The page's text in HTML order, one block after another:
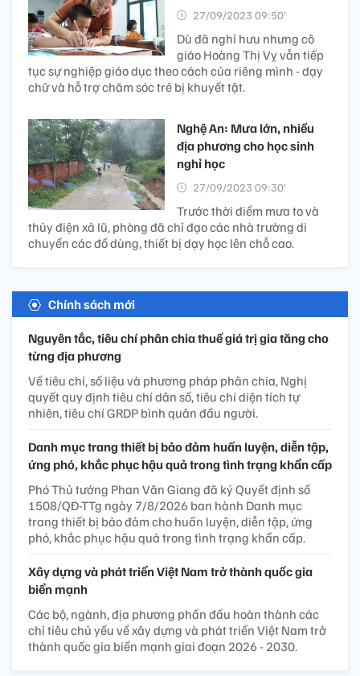
27/09/2023 09:50’
Dù đã nghỉ hưu nhưng cô
giáo Hoàng Thị Vỵ vẫn tiếp
tục sự nghiệp giáo dục theo cách của riêng mình - dạy
chữ và hỗ trợ chăm sóc trẻ bị khuyết tật.
Nghệ An: Mưa lớn, nhiều
địa phương cho học sinh
nghỉ học
27/09/2023 09:30’
Trước thời điểm mưa to và
thủy điện xả lũ, phòng đã chỉ đạo các nhà trường di
chuyển các đồ dùng, thiết bị dạy học lên chỗ cao.
Chính sách mới
Nguyên tắc, tiêu chí phân chia thuế giá trị gia tăng cho
từng địa phương
Về tiêu chí, số liệu và phương pháp phân chia, Nghị
quyết quy định tiêu chí dân số, tiêu chí diện tích tự
nhiên, tiêu chí GRDP bình quân đầu người.
Danh mục trang thiết bị bảo đảm huấn luyện, diễn tập,
ứng phó, khắc phục hậu quả trong tình trạng khẩn cấp
Phó Thủ tướng Phan Văn Giang đã ký Quyết định số
1508/QĐ-TTg ngày 7/8/2026 ban hành Danh mục
trang thiết bị bảo đảm cho huấn luyện, diễn tập, ứng
phó, khắc phục hậu quả trong tình trạng khẩn cấp.
Xây dựng và phát triển Việt Nam trở thành quốc gia
biển mạnh
Các bộ, ngành, địa phương phấn đấu hoàn thành các
chỉ tiêu chủ yếu về xây dựng và phát triển Việt Nam trở
thành quốc gia biển mạnh giai đoạn 2026 - 2030.